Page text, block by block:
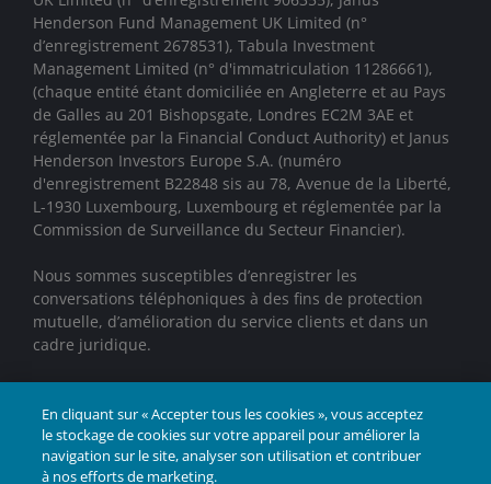
Henderson Fund Management UK Limited (n°
d’enregistrement 2678531), Tabula Investment
Management Limited (n° d'immatriculation 11286661),
(chaque entité étant domiciliée en Angleterre et au Pays
de Galles au 201 Bishopsgate, Londres EC2M 3AE et
réglementée par la Financial Conduct Authority) et Janus
Henderson Investors Europe S.A. (numéro
d'enregistrement B22848 sis au 78, Avenue de la Liberté,
L-1930 Luxembourg, Luxembourg et réglementée par la
Commission de Surveillance du Secteur Financier).
Nous sommes susceptibles d’enregistrer les
conversations téléphoniques à des fins de protection
mutuelle, d’amélioration du service clients et dans un
cadre juridique.
déposées utilisées dans le présent document sont des
marques déposées de Janus Henderson Group Ltd. ou
de l'une de ses filiales. © Janus Henderson Group Ltd.
En cliquant sur « Accepter tous les cookies », vous acceptez
le stockage de cookies sur votre appareil pour améliorer la
navigation sur le site, analyser son utilisation et contribuer
à nos efforts de marketing.